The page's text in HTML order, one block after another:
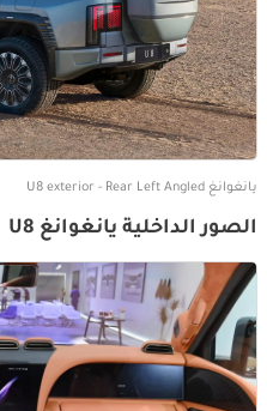
يانغوانغ U8 exterior - Rear Left Angled
الصور الداخلية يانغوانغ U8